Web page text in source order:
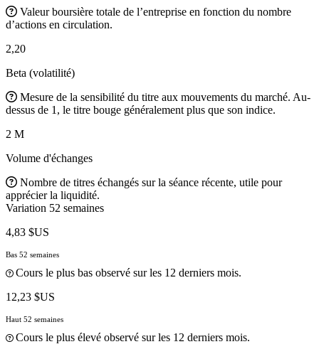
Valeur boursière totale de l’entreprise en fonction du nombre
d’actions en circulation.
2,20
Beta (volatilité)
Mesure de la sensibilité du titre aux mouvements du marché. Au-
dessus de 1, le titre bouge généralement plus que son indice.
2 M
Volume d'échanges
Nombre de titres échangés sur la séance récente, utile pour
apprécier la liquidité.
Variation 52 semaines
4,83 $US
Bas 52 semaines
Cours le plus bas observé sur les 12 derniers mois.
12,23 $US
Haut 52 semaines
Cours le plus élevé observé sur les 12 derniers mois.